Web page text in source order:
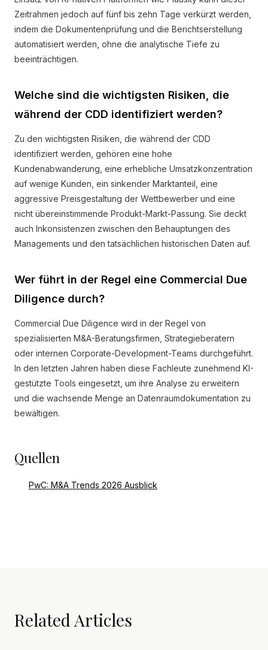
Zeitrahmen jedoch auf fünf bis zehn Tage verkürzt werden,
indem die Dokumentenprüfung und die Berichtserstellung
automatisiert werden, ohne die analytische Tiefe zu
beeinträchtigen.
Welche sind die wichtigsten Risiken, die
während der CDD identifiziert werden?
Zu den wichtigsten Risiken, die während der CDD
identifiziert werden, gehören eine hohe
Kundenabwanderung, eine erhebliche Umsatzkonzentration
auf wenige Kunden, ein sinkender Marktanteil, eine
aggressive Preisgestaltung der Wettbewerber und eine
nicht übereinstimmende Produkt-Markt-Passung. Sie deckt
auch Inkonsistenzen zwischen den Behauptungen des
Managements und den tatsächlichen historischen Daten auf.
Wer führt in der Regel eine Commercial Due
Diligence durch?
Commercial Due Diligence wird in der Regel von
spezialisierten M&A-Beratungsfirmen, Strategieberatern
oder internen Corporate-Development-Teams durchgeführt.
In den letzten Jahren haben diese Fachleute zunehmend KI-
gestützte Tools eingesetzt, um ihre Analyse zu erweitern
und die wachsende Menge an Datenraumdokumentation zu
bewältigen.
Quellen
PwC: M&A Trends 2026 Ausblick
Related Articles